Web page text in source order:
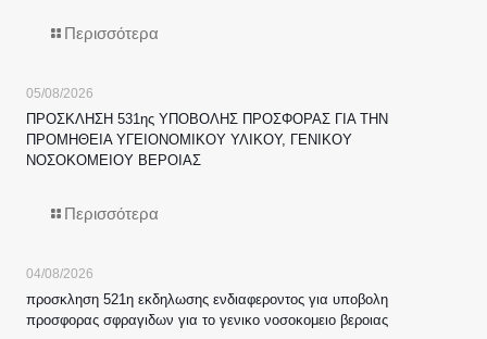
Περισσότερα
05/08/2026
ΠΡΟΣΚΛΗΣΗ 531ης ΥΠΟΒΟΛΗΣ ΠΡΟΣΦΟΡΑΣ ΓΙΑ ΤΗΝ
ΠΡΟΜΗΘΕΙΑ ΥΓΕΙΟΝΟΜΙΚΟΥ ΥΛΙΚΟΥ, ΓΕΝΙΚΟΥ
ΝΟΣΟΚΟΜΕΙΟΥ ΒΕΡΟΙΑΣ
Περισσότερα
04/08/2026
προσκληση 521η εκδηλωσης ενδιαφεροντος για υποβολη
προσφορας σφραγιδων για το γενικο νοσοκομειο βεροιας